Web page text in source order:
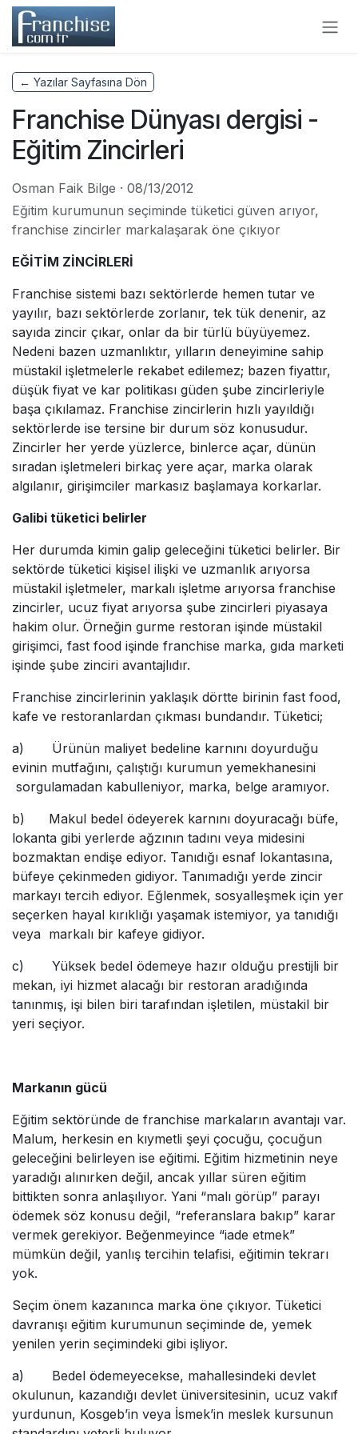
Skip to Content
← Yazılar Sayfasına Dön
Franchise Dünyası dergisi -
Eğitim Zincirleri
Osman Faik Bilge · 08/13/2012
Eğitim kurumunun seçiminde tüketici güven arıyor,
franchise zincirler markalaşarak öne çıkıyor
EĞİTİM ZİNCİRLERİ
Franchise sistemi bazı sektörlerde hemen tutar ve
yayılır, bazı sektörlerde zorlanır, tek tük denenir, az
sayıda zincir çıkar, onlar da bir türlü büyüyemez.
Nedeni bazen uzmanlıktır, yılların deneyimine sahip
müstakil işletmelerle rekabet edilemez; bazen fiyattır,
düşük fiyat ve kar politikası güden şube zincirleriyle
başa çıkılamaz. Franchise zincirlerin hızlı yayıldığı
sektörlerde ise tersine bir durum söz konusudur.
Zincirler her yerde yüzlerce, binlerce açar, dünün
sıradan işletmeleri birkaç yere açar, marka olarak
algılanır, girişimciler markasız başlamaya korkarlar.
Galibi tüketici belirler
Her durumda kimin galip geleceğini tüketici belirler. Bir
sektörde tüketici kişisel ilişki ve uzmanlık arıyorsa
müstakil işletmeler, markalı işletme arıyorsa franchise
zincirler, ucuz fiyat arıyorsa şube zincirleri piyasaya
hakim olur. Örneğin gurme restoran işinde müstakil
girişimci, fast food işinde franchise marka, gıda marketi
işinde şube zinciri avantajlıdır.
Franchise zincirlerinin yaklaşık dörtte birinin fast food,
kafe ve restoranlardan çıkması bundandır. Tüketici;
a) Ürünün maliyet bedeline karnını doyurduğu
evinin mutfağını, çalıştığı kurumun yemekhanesini
sorgulamadan kabulleniyor, marka, belge aramıyor.
b) Makul bedel ödeyerek karnını doyuracağı büfe,
lokanta gibi yerlerde ağzının tadını veya midesini
bozmaktan endişe ediyor. Tanıdığı esnaf lokantasına,
büfeye çekinmeden gidiyor. Tanımadığı yerde zincir
markayı tercih ediyor. Eğlenmek, sosyalleşmek için yer
seçerken hayal kırıklığı yaşamak istemiyor, ya tanıdığı
veya markalı bir kafeye gidiyor.
c) Yüksek bedel ödemeye hazır olduğu prestijli bir
mekan, iyi hizmet alacağı bir restoran aradığında
tanınmış, işi bilen biri tarafından işletilen, müstakil bir
yeri seçiyor.
Markanın gücü
Eğitim sektöründe de franchise markaların avantajı var.
Malum, herkesin en kıymetli şeyi çocuğu, çocuğun
geleceğini belirleyen ise eğitimi. Eğitim hizmetinin neye
yaradığı alınırken değil, ancak yıllar süren eğitim
bittikten sonra anlaşılıyor. Yani “malı görüp” parayı
ödemek söz konusu değil, “referanslara bakıp” karar
vermek gerekiyor. Beğenmeyince “iade etmek”
mümkün değil, yanlış tercihin telafisi, eğitimin tekrarı
yok.
Seçim önem kazanınca marka öne çıkıyor. Tüketici
davranışı eğitim kurumunun seçiminde de, yemek
yenilen yerin seçimindeki gibi işliyor.
a) Bedel ödemeyecekse, mahallesindeki devlet
okulunun, kazandığı devlet üniversitesinin, ucuz vakıf
yurdunun, Kosgeb’in veya İsmek’in meslek kursunun